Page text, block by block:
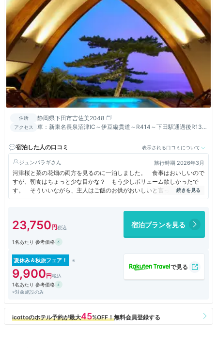
住所 静岡県下田市吉佐美2048
アクセス
車：新東名長泉沼津IC～伊豆縦貫道～R414～下田駅通過後R136
宿泊した人の口コミ
表示される口コミについて
ジュンパラギ 旅行時期 2026年3月
河津桜と菜の花畑の両方を見るのに一泊しました。 食事はおいしいので
すが、朝食はちょっと少な目かな？ もう少しボリューム欲しかったで
す。 そういいながら、主人はご飯のお供がおいしいと言って、ご飯3杯
食べてました。
ダから海が見えて景色最高。 スタッフの対応も、最高！！
お風呂が最上階にあり、なぜかその一階下までしかエレベーターがなく、
ず、足を手術している身にはちょっときつかったです。 それさえなけれ
ば、再訪したいと思えるホテルでした。
23,750 宿泊プランを見る
1名あたり 参考価格
夏休み＆秋旅フェア！
9,900
1名あたり 参考価格
※対象施設のみ